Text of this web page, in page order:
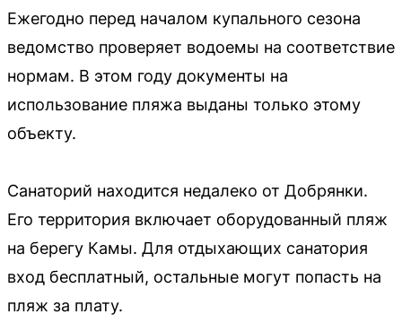
Ежегодно перед началом купального сезона
ведомство проверяет водоемы на соответствие
нормам. В этом году документы на
использование пляжа выданы только этому
объекту.
Санаторий находится недалеко от Добрянки.
Его территория включает оборудованный пляж
на берегу Камы. Для отдыхающих санатория
вход бесплатный, остальные могут попасть на
пляж за плату.